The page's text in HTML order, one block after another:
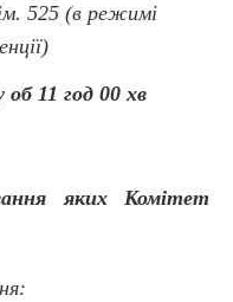
525 (в режимі
11 год 00 хв
яких Комітет